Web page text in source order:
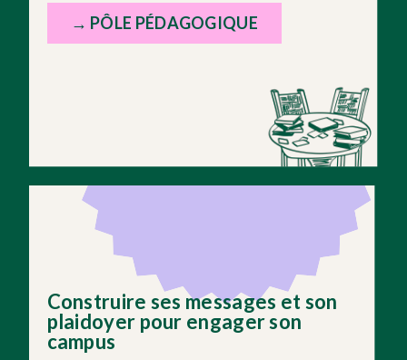
→ PÔLE PÉDAGOGIQUE
Construire ses messages et son
plaidoyer pour engager son
campus